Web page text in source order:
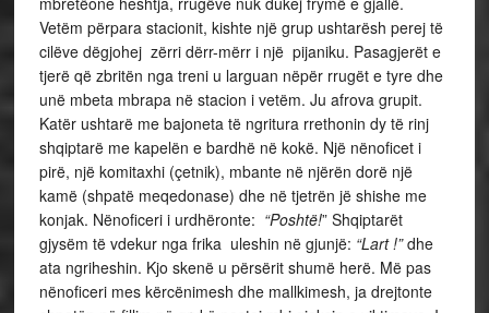
Vetëm përpara stacionit, kishte një grup ushtarësh perej të
cilëve dëgjohej zërri dërr-mërr i një pijaniku. Pasagjerët e
tjerë që zbritën nga treni u larguan nëpër rrugët e tyre dhe
unë mbeta mbrapa në stacion i vetëm. Ju afrova grupit.
Katër ushtarë me bajoneta të ngritura rrethonin dy të rinj
shqiptarë me kapelën e bardhë në kokë. Një nënoficet i
pirë, një komitaxhi (çetnik), mbante në njërën dorë një
kamë (shpatë meqedonase) dhe në tjetrën jë shishe me
konjak. Nënoficeri i urdhëronte: “Poshtë!” Shqiptarët
gjysëm të vdekur nga frika uleshin në gjunjë: “Lart !”dhe
ata ngriheshin. Kjo skenë u përsërit shumë herë. Më pas
nënoficeri mes kërcënimesh dhe mallkimesh, ja drejtonte